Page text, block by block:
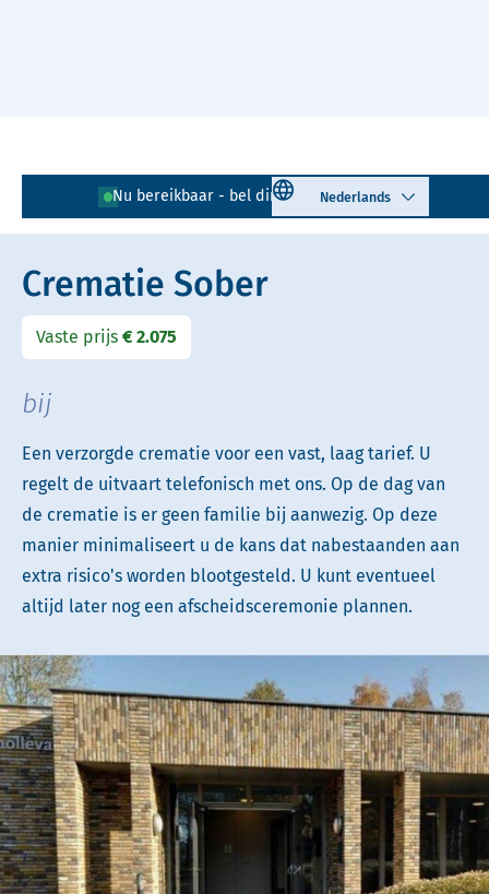
Nu bereikbaar - bel direct! 010 - 268 05 85
Select language
Lees voor Uitleg woorden
Simpele tekst
Crematie Sober
Vaste prijs € 2.075
bij
Een verzorgde crematie voor een vast, laag tarief. U
regelt de uitvaart telefonisch met ons. Op de dag van
de crematie is er geen familie bij aanwezig. Op deze
manier minimaliseert u de kans dat nabestaanden aan
extra risico's worden blootgesteld. U kunt eventueel
altijd later nog een afscheidsceremonie plannen.